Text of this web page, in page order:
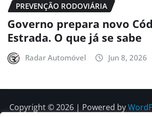
PREVENÇÃO RODOVIÁRIA
Governo prepara novo
Estrada. O que já se sabe
Radar Automóvel Jun 8, 2026
Copyright © 2026 | Powered by